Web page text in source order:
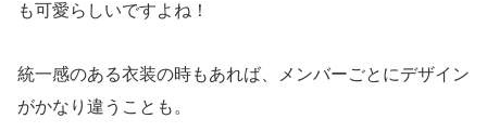
も可愛らしいですよね！
統一感のある衣装の時もあれば、メンバーごとにデザイン
がかなり違うことも。